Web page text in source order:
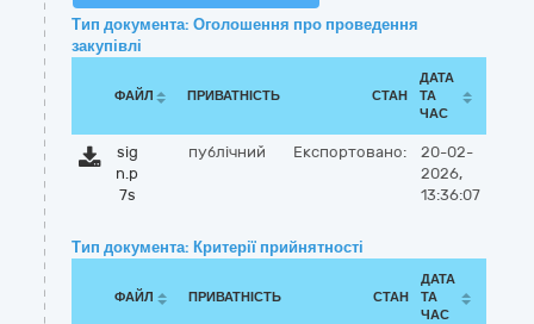
Тип документа: Оголошення про проведення
закупівлі
ФАЙЛ ПРИВАТНІСТЬ СТАН
ДАТА
ТА
ЧАС
sig
n.p
7s
публічний Експортовано:
20-02-
2026,
13:36:07
Тип документа: Критерії прийнятності
ФАЙЛ ПРИВАТНІСТЬ СТАН
ДАТА
ТА
ЧАС